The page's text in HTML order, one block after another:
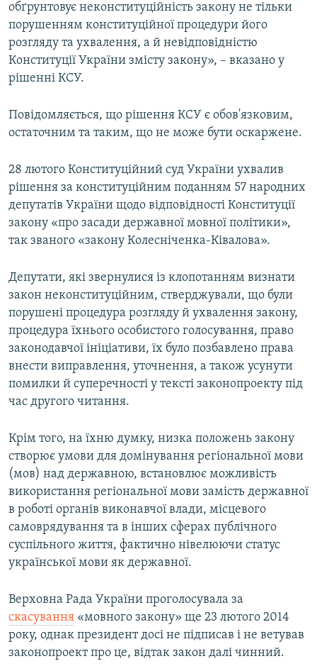
обґрунтовує неконституційність закону не тільки
порушенням конституційної процедури його
розгляду та ухвалення, а й невідповідністю
Конституції України змісту закону», – вказано у
рішенні КСУ.
Повідомляється, що рішення КСУ є обов'язковим,
остаточним та таким, що не може бути оскаржене.
28 лютого Конституційний суд України ухвалив
рішення за конституційним поданням 57 народних
депутатів України щодо відповідності Конституції
закону «про засади державної мовної політики»,
так званого «закону Колесніченка-Ківалова».
Депутати, які звернулися із клопотанням визнати
закон неконституційним, стверджували, що були
порушені процедура розгляду й ухвалення закону,
процедура їхнього особистого голосування, право
законодавчої ініціативи, їх було позбавлено права
внести виправлення, уточнення, а також усунути
помилки й суперечності у тексті законопроекту під
час другого читання.
Крім того, на їхню думку, низка положень закону
створює умови для домінування регіональної мови
(мов) над державною, встановлює можливість
використання регіональної мови замість державної
в роботі органів виконавчої влади, місцевого
самоврядування та в інших сферах публічного
суспільного життя, фактично нівелюючи статус
української мови як державної.
Верховна Рада України проголосувала за
скасування «мовного закону» ще 23 лютого 2014
року, однак президент досі не підписав і не ветував
законопроект про це, відтак закон далі чинний.